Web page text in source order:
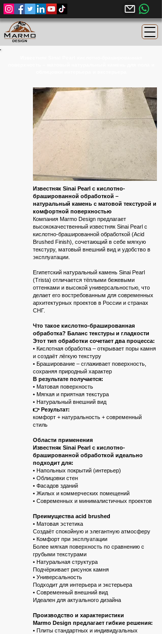
Известняк Sinai Pearl с кислотно-
брашированной обработкой –
натуральный камень с матовой текстурой и
комфортной поверхностью
Компания Marmo Design предлагает
высококачественный известняк Sinai Pearl с
кислотно-брашированной обработкой (Acid
Brushed Finish), сочетающий в себе мягкую
текстуру, матовый внешний вид и удобство в
эксплуатации.
Египетский натуральный камень Sinai Pearl
(Trista) отличается тёплыми бежевыми
оттенками и высокой универсальностью, что
делает его востребованным для современных
архитектурных проектов в России и странах
СНГ.
Что такое кислотно-брашированная
обработка? Баланс текстуры и гладкости
Этот тип обработки сочетает два процесса:
• Кислотная обработка – открывает поры камня
и создаёт лёгкую текстуру
• Браширование – сглаживает поверхность,
сохраняя природный характер
В результате получается:
• Матовая поверхность
• Мягкая и приятная текстура
• Натуральный внешний вид
👉 Результат:
комфорт + натуральность + современный
стиль
Области применения
Известняк Sinai Pearl с кислотно-
брашированной обработкой идеально
подходит для:
• Напольных покрытий (интерьер)
• Облицовки стен
• Фасадов зданий
• Жилых и коммерческих помещений
• Современных и минималистичных проектов
Преимущества acid brushed
• Матовая эстетика
Создаёт спокойную и элегантную атмосферу
• Комфорт при эксплуатации
Более мягкая поверхность по сравнению с
грубыми текстурами
• Натуральная структура
Подчёркивает рисунок камня
• Универсальность
Подходит для интерьера и экстерьера
• Современный внешний вид
Идеален для актуального дизайна
Производство и характеристики
Marmo Design предлагает гибкие решения:
• Плиты стандартных и индивидуальных